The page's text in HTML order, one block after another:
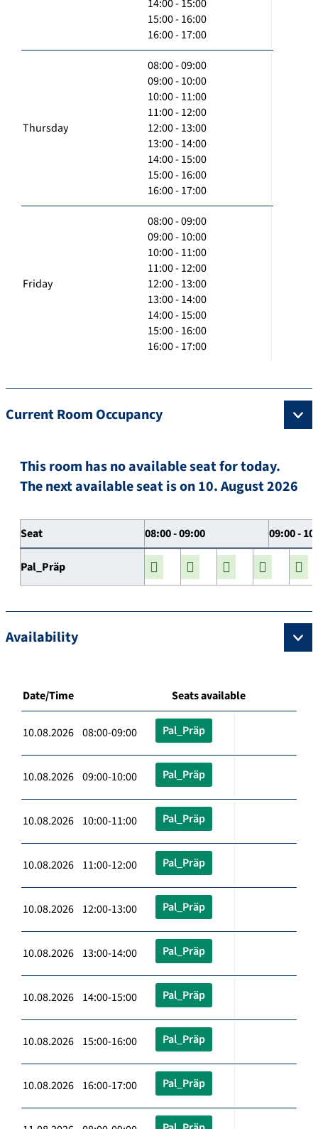
14:00 - 15:00
15:00 - 16:00
16:00 - 17:00
Thursday
08:00 - 09:00
09:00 - 10:00
10:00 - 11:00
11:00 - 12:00
12:00 - 13:00
13:00 - 14:00
14:00 - 15:00
15:00 - 16:00
16:00 - 17:00
Friday
08:00 - 09:00
09:00 - 10:00
10:00 - 11:00
11:00 - 12:00
12:00 - 13:00
13:00 - 14:00
14:00 - 15:00
15:00 - 16:00
16:00 - 17:00
Current Room Occupancy
This room has no available seat for today.
The next available seat is on 10. August 2026
Seat 08:00 - 09:00 09:00 -
Pal_Präp
Availability
Date/Time Seats available
10.08.2026 08:00-09:00 Pal_Präp
10.08.2026 09:00-10:00 Pal_Präp
10.08.2026 10:00-11:00 Pal_Präp
10.08.2026 11:00-12:00 Pal_Präp
10.08.2026 12:00-13:00 Pal_Präp
10.08.2026 13:00-14:00 Pal_Präp
10.08.2026 14:00-15:00 Pal_Präp
10.08.2026 15:00-16:00 Pal_Präp
10.08.2026 16:00-17:00 Pal_Präp